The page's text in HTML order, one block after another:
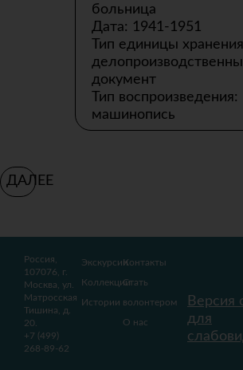
больница
Дата: 1941-1951
Тип единицы
документ
Тип воспроизведения:
машинопись
ДАЛЕЕ
Россия,
107076, г.
Москва, ул.
Матросская
Тишина, д.
20.
+7 (499)
268-89-62
Экскурсии
Коллекции
Истории
Контакты
Стать
волонтером
О нас
Версия
для